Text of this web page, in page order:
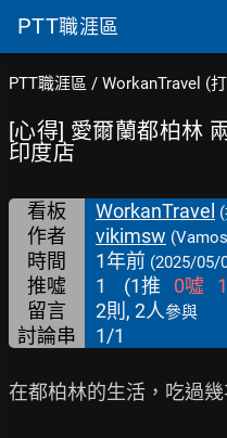
PTT職涯區
PTT職涯區 / WorkanTravel (
[心得] 愛爾蘭都柏林
印度店
看板 WorkanTravel
作者 vikimsw
時間 1年前 (2025/05/
推噓 1 (1推 0噓 1
留言
2則, 2人參與
討論串 1/1
在都柏林的生活，吃過幾